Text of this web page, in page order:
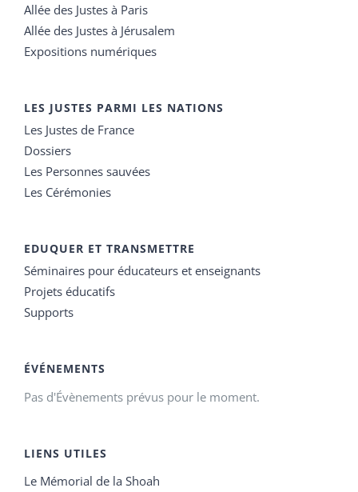
Allée des Justes à Paris
Allée des Justes à Jérusalem
Expositions numériques
LES JUSTES PARMI LES NATIONS
Les Justes de France
Dossiers
Les Personnes sauvées
Les Cérémonies
EDUQUER ET TRANSMETTRE
Séminaires pour éducateurs et enseignants
Projets éducatifs
Supports
ÉVÉNEMENTS
Pas d'Évènements prévus pour le moment.
LIENS UTILES
Le Mémorial de la Shoah